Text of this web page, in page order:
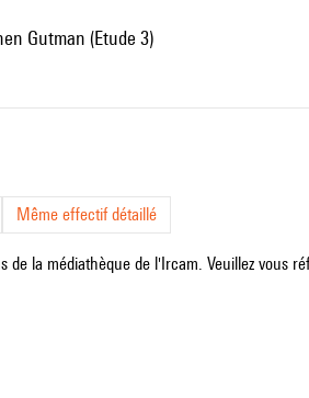
Gutman (Etude 3)
Même effectif détaillé
la médiathèque de l'Ircam. Veuillez vous